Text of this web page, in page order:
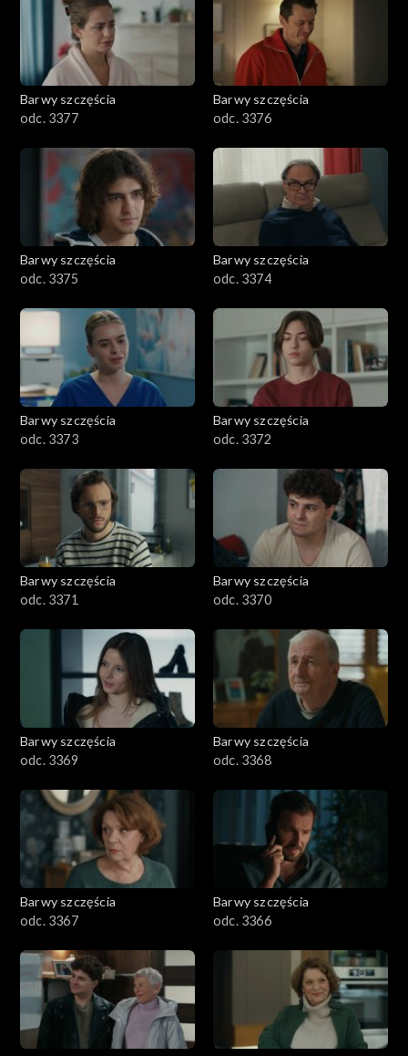
782–800
Barwy szczęścia
odc. 3377
Barwy szczęścia
odc. 3376
Barwy szczęścia
odc. 3375
Barwy szczęścia
odc. 3374
Barwy szczęścia
odc. 3373
Barwy szczęścia
odc. 3372
Barwy szczęścia
odc. 3371
Barwy szczęścia
odc. 3370
Barwy szczęścia
odc. 3369
Barwy szczęścia
odc. 3368
Barwy szczęścia
odc. 3367
Barwy szczęścia
odc. 3366